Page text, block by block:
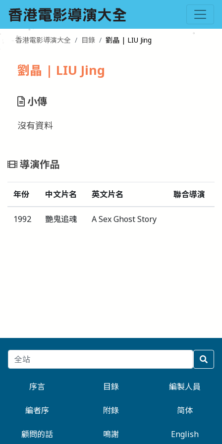
香港電影導演大全 目錄 劉晶 | LIU Jing
劉晶 | LIU Jing
小傳
沒有資料
導演作品
年份 中文片名 英文片名 聯合導演
1992 艷鬼追魂 A Sex Ghost Story
序言 目錄 編製人員
編者序 附錄 简体
顧問的話 鳴謝 English